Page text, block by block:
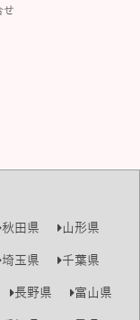
せ
秋田県
山形県
埼玉県
千葉県
長野県
富山県